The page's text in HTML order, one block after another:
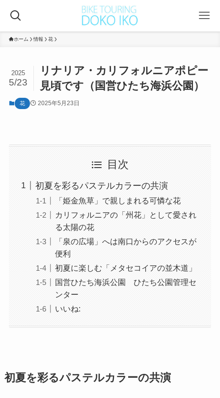
ホーム 情報 花
リナリア・カリフォルニアポピー
見頃です（国営ひたち海浜公園）
2025
5/23
花 2025年5月23日
目次
初夏を彩るパステルカラーの共演
「姫金魚草」で親しまれる可憐な花
カリフォルニアの「州花」として愛され
る太陽の花
「泉の広場」へは南口からのアクセスが
便利
初夏に楽しむ「メタセコイアの並木道」
国営ひたち海浜公園 ひたち公園管理セ
ンター
いいね:
初夏を彩るパステルカラーの共演